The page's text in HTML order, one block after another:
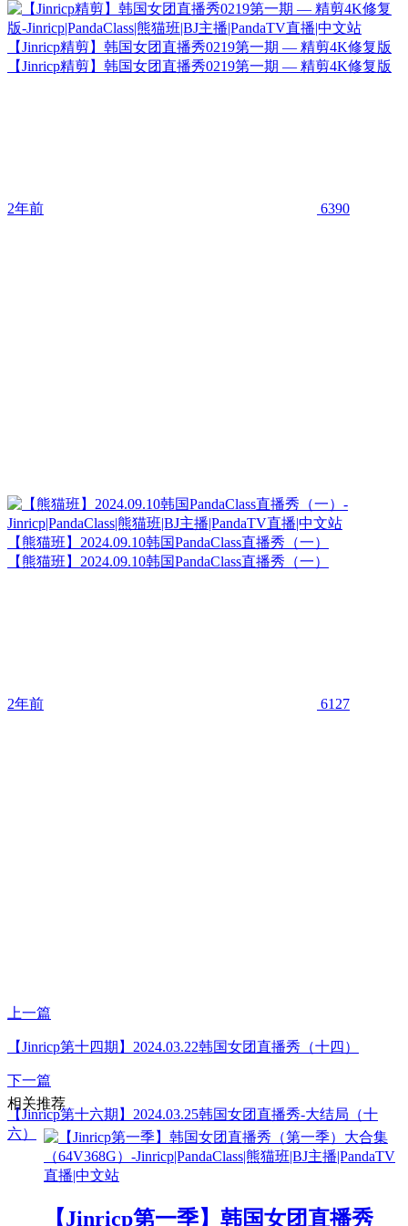
【Jinricp精剪】韩国女团直播秀0219第一期 — 精剪4K修复版
【Jinricp精剪】韩国女团直播秀0219第一期 — 精剪4K修复版
2年前 6390
【熊猫班】2024.09.10韩国PandaClass直播秀（一）
【熊猫班】2024.09.10韩国PandaClass直播秀（一）
2年前 6127
上一篇
【Jinricp第十四期】2024.03.22韩国女团直播秀（十四）
下一篇
【Jinricp第十六期】2024.03.25韩国女团直播秀-大结局（十
六）
相关推荐
【Jinricp第一季】韩国女团直播秀